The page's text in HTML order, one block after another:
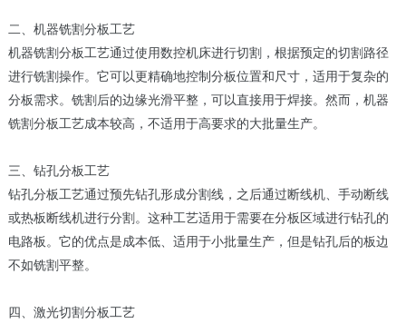
二、机器铣割分板工艺
机器铣割分板工艺通过使用数控机床进行切割，根据预定的切割路径
进行铣割操作。它可以更精确地控制分板位置和尺寸，适用于复杂的
分板需求。铣割后的边缘光滑平整，可以直接用于焊接。然而，机器
铣割分板工艺成本较高，不适用于高要求的大批量生产。
三、钻孔分板工艺
钻孔分板工艺通过预先钻孔形成分割线，之后通过断线机、手动断线
或热板断线机进行分割。这种工艺适用于需要在分板区域进行钻孔的
电路板。它的优点是成本低、适用于小批量生产，但是钻孔后的板边
不如铣割平整。
四、激光切割分板工艺